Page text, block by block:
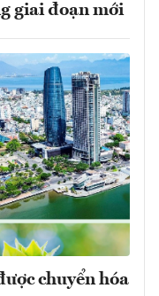
giai đoạn mới
chuyển hóa